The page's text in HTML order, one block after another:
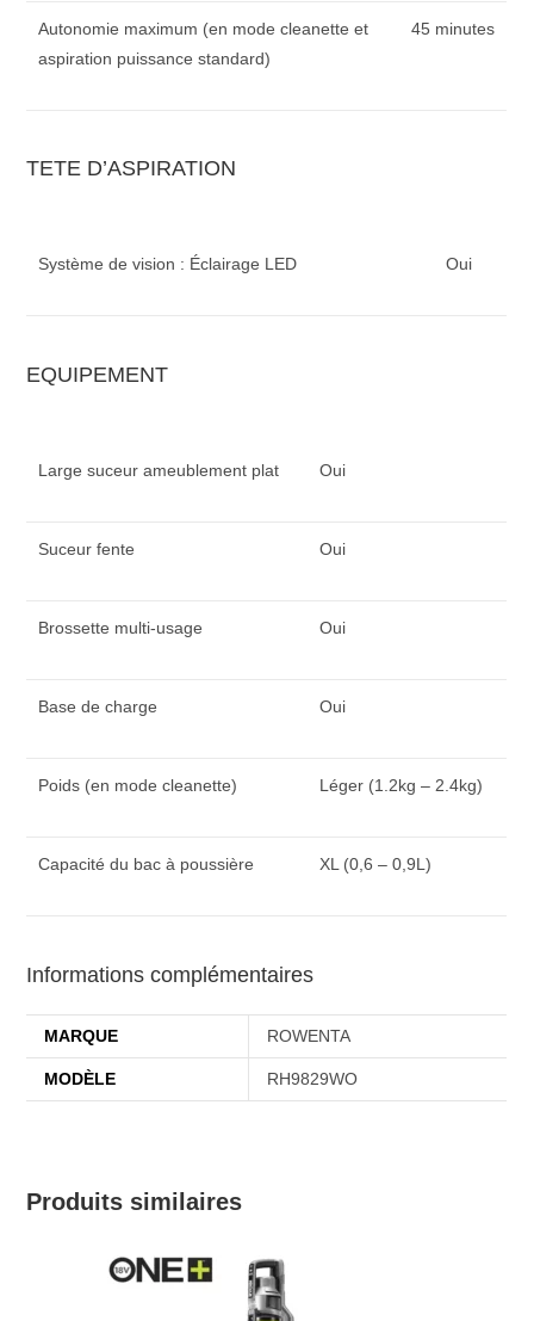
Autonomie maximum (en mode cleanette et
aspiration puissance standard)
45 minutes
TETE D’ASPIRATION
Système de vision : Éclairage LED Oui
EQUIPEMENT
Large suceur ameublement plat Oui
Suceur fente Oui
Brossette multi-usage Oui
Base de charge Oui
Poids (en mode cleanette) Léger (1.2kg – 2.4kg)
Capacité du bac à poussière XL (0,6 – 0,9L)
Informations complémentaires
MARQUE ROWENTA
MODÈLE RH9829WO
Produits similaires